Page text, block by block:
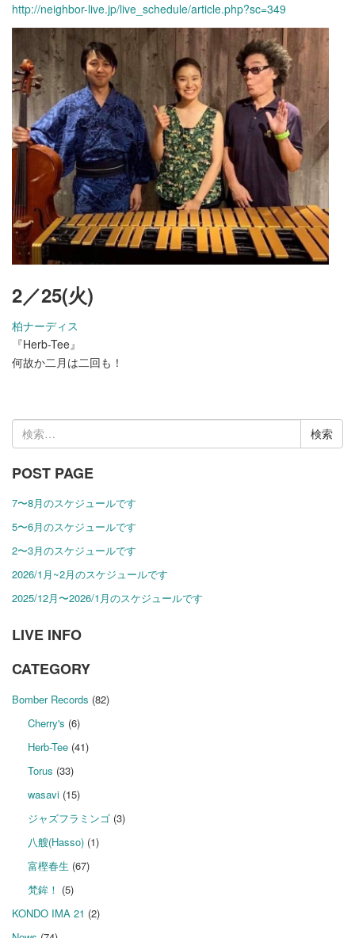
http://neighbor-live.jp/live_schedule/article.php?sc=349
2／25(火)
柏ナーディス
『Herb-Tee』
何故か二月は二回も！
検
索:
POST PAGE
7〜8月のスケジュールです
5〜6月のスケジュールです
2〜3月のスケジュールです
2026/1月~2月のスケジュールです
2025/12月〜2026/1月のスケジュールです
LIVE INFO
CATEGORY
Bomber Records (82)
Cherry's (6)
Herb-Tee(41)
Torus (33)
wasavi(15)
ジャズフラミンゴ(3)
八艘(Hasso)(1)
富樫春生 (67)
梵鉾！ (5)
KONDO IMA 21 (2)